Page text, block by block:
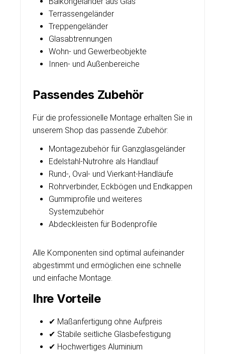
Terrassengeländer
Treppengeländer
Glasabtrennungen
Wohn- und Gewerbeobjekte
Innen- und Außenbereiche
Passendes Zubehör
Für die professionelle Montage erhalten Sie in
unserem Shop das passende Zubehör:
Montagezubehör für Ganzglasgeländer
Edelstahl-Nutrohre als Handlauf
Rund-, Oval- und Vierkant-Handläufe
Rohrverbinder, Eckbögen und Endkappen
Gummiprofile und weiteres
Systemzubehör
Abdeckleisten für Bodenprofile
Alle Komponenten sind optimal aufeinander
abgestimmt und ermöglichen eine schnelle
und einfache Montage.
Ihre Vorteile
✔ Maßanfertigung ohne Aufpreis
✔ Stabile seitliche Glasbefestigung
✔ Hochwertiges Aluminium